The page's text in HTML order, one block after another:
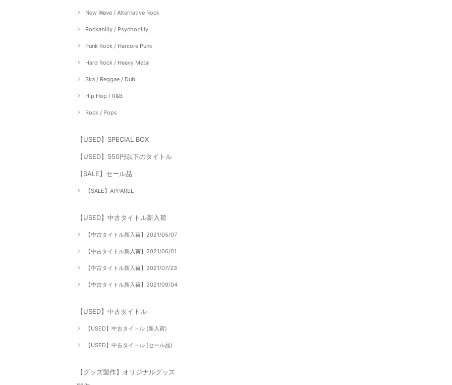
New Wave / Alternative Rock
Rockabilly / Psychobilly
Punk Rock / Harcore Punk
Hard Rock / Heavy Metal
Ska / Reggae / Dub
HIp Hop / R&B
Rock / Pops
【USED】SPECIAL BOX
【USED】550円以下のタイトル
【SALE】セール品
【SALE】APPAREL
【USED】中古タイトル新入荷
【中古タイトル新入荷】2021/05/07
【中古タイトル新入荷】2021/06/01
【中古タイトル新入荷】2021/07/23
【中古タイトル新入荷】2021/09/04
【USED】中古タイトル
【USED】中古タイトル (新入荷)
【USED】中古タイトル (セール品)
【グッズ製作】オリジナルグッズ